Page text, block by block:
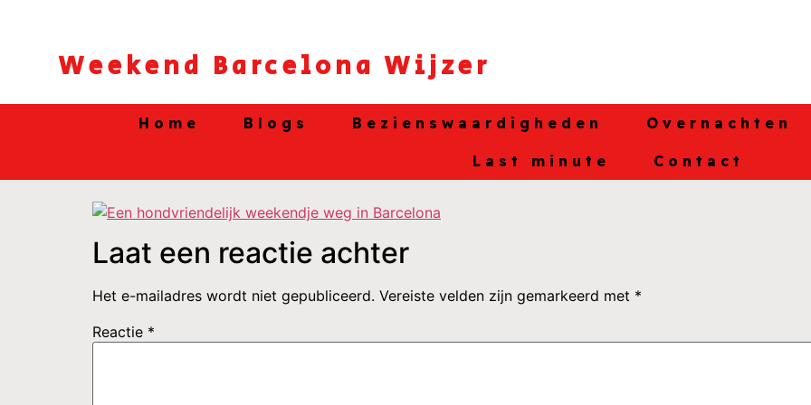
Weekend Barcelona Wijzer
Home Blogs Bezienswaardigheden Overnachten
Last minute Contact
Laat een reactie achter
Het e-mailadres wordt niet gepubliceerd. Vereiste velden zijn gemarkeerd met *
Reactie *